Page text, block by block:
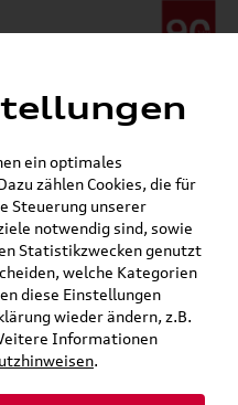
72 87
Sa. 09:00 - 13:00 Uhr
08:00 - 13:00 Uhr
SUV
SUV
desto
ein optimales
zählen Cookies, die für
Steuerung unserer
notwendig sind, sowie
Statistikzwecken genutzt
welche Kategorien
diese Einstellungen
wieder ändern, z.B.
Informationen
.